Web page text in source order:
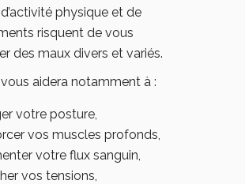
physique et de
risquent de vous
des maux divers et variés.
aidera notamment à :
votre posture,
vos muscles profonds,
votre flux sanguin,
vos tensions,